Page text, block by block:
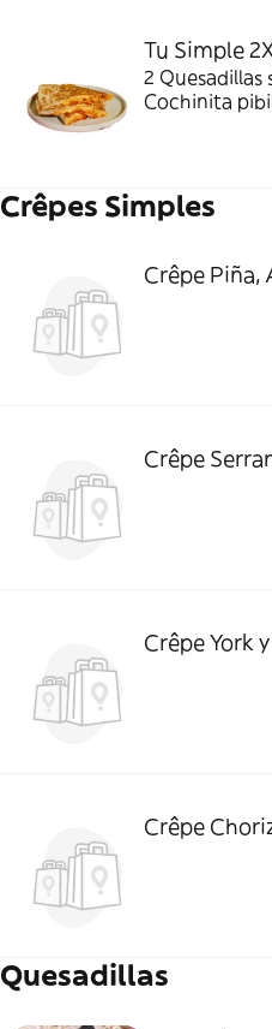
Tu Simple
2 Quesadillas
Cochinita
Crêpes Simples
Crêpe Piña,
Crêpe
Crêpe York
Crêpe
Quesadillas